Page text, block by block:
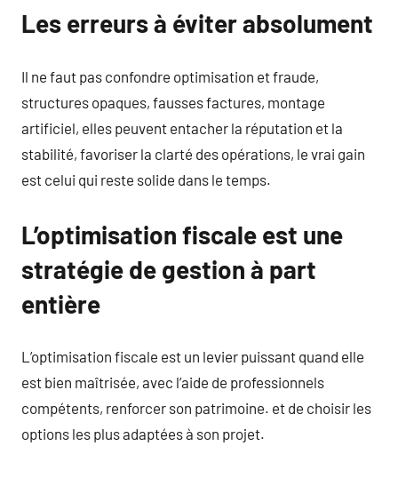
Les erreurs à éviter absolument
Il ne faut pas confondre optimisation et fraude,
structures opaques, fausses factures, montage
artificiel, elles peuvent entacher la réputation et la
stabilité, favoriser la clarté des opérations, le vrai gain
est celui qui reste solide dans le temps.
L’optimisation fiscale est une
stratégie de gestion à part
entière
L’optimisation fiscale est un levier puissant quand elle
est bien maîtrisée, avec l’aide de professionnels
compétents, renforcer son patrimoine. et de choisir les
options les plus adaptées à son projet.